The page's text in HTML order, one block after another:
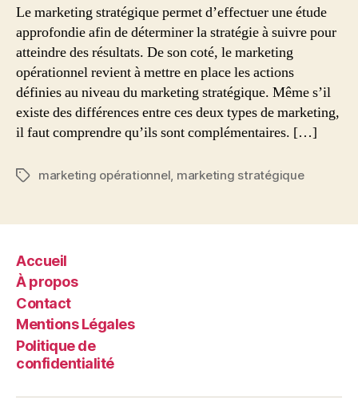
Le marketing stratégique permet d’effectuer une étude
approfondie afin de déterminer la stratégie à suivre pour
atteindre des résultats. De son coté, le marketing
opérationnel revient à mettre en place les actions
définies au niveau du marketing stratégique. Même s’il
existe des différences entre ces deux types de marketing,
il faut comprendre qu’ils sont complémentaires. […]
Étiquettes
marketing opérationnel, marketing stratégique
Accueil
À propos
Contact
Mentions Légales
Politique de
confidentialité